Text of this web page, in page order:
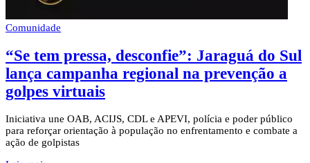
Comunidade
“Se tem pressa, desconfie”: Jaraguá do Sul
lança campanha regional na prevenção a
golpes virtuais
Iniciativa une OAB, ACIJS, CDL e APEVI, polícia e poder público
para reforçar orientação à população no enfrentamento e combate a
ação de golpistas